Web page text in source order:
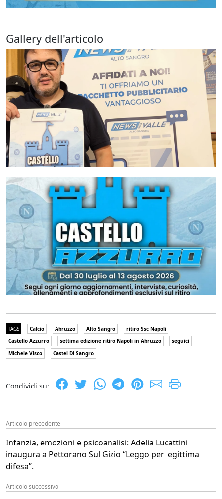
Gallery dell'articolo
TAGS Calcio Abruzzo Alto Sangro
ritiro Ssc Napoli
Castello Azzurro
settima edizione ritiro Napoli in Abruzzo
seguici
Michele Visco
Castel Di Sangro
Condividi su:
Articolo precedente
Infanzia, emozioni e psicoanalisi: Adelia Lucattini
inaugura a Pettorano Sul Gizio “Leggo per legittima
difesa”.
Articolo successivo